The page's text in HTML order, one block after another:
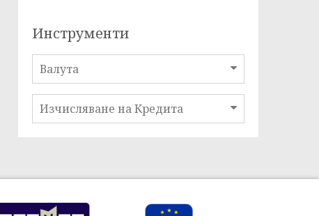
Инструменти
Валута
Изчисляване на Кредита